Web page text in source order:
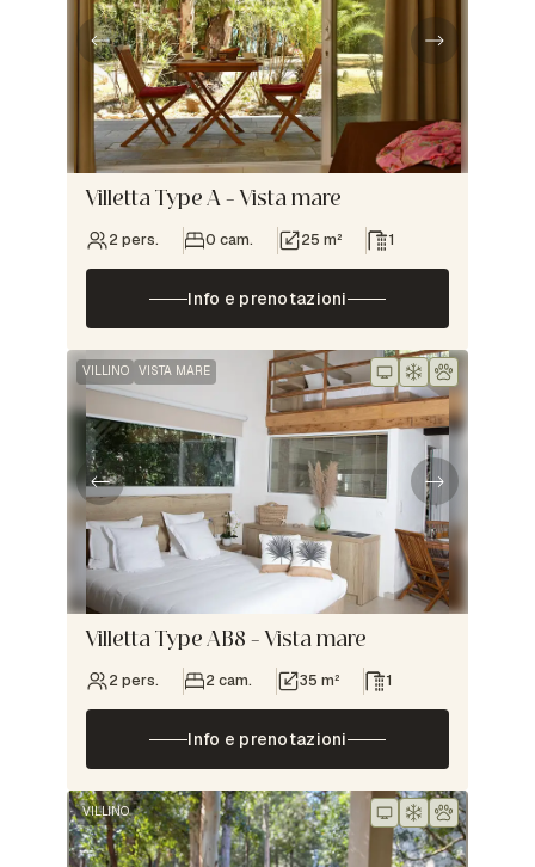
Villetta Type A – Vista mare
2 pers. 0 cam. 25 m² 1
Info e prenotazioni
VILLINO VISTA MARE
Villetta Type AB8 – Vista mare
2 pers. 2 cam. 35 m² 1
Info e prenotazioni
VILLINO